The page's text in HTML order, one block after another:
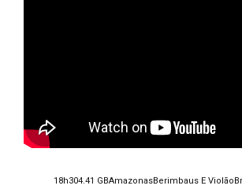
18h304.41 GBAmazonasBerimbaus E Violão